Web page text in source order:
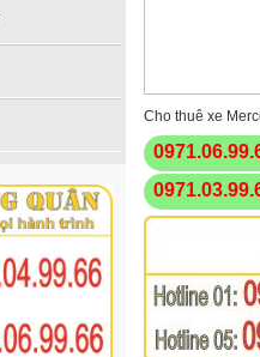
Cho thuê xe